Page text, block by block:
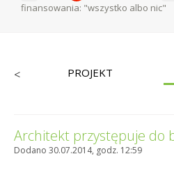
finansowania: "wszystko albo nic"
< PROJEKT
Architekt przystępuje do
Dodano 30.07.2014, godz. 12:59